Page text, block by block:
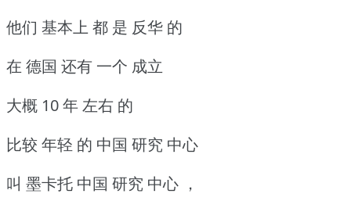
他们 基本上 都 是 反华 的
在 德国 还有 一个 成立
大概 10 年 左右 的
比较 年轻 的 中国 研究 中心
叫 墨卡托 中国 研究 中心 ，